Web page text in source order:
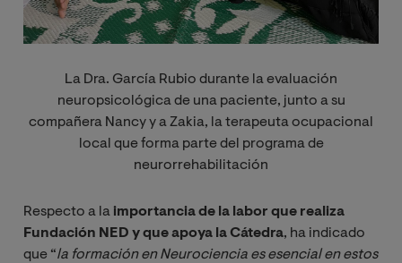
La Dra. García Rubio durante la evaluación
neuropsicológica de una paciente, junto a su
compañera Nancy y a Zakia, la terapeuta ocupacional
local que forma parte del programa de
neurorrehabilitación
Respecto a la importancia de la labor que realiza
Fundación NED y que apoya la Cátedra, ha indicado
que “la formación en Neurociencia es esencial en estos